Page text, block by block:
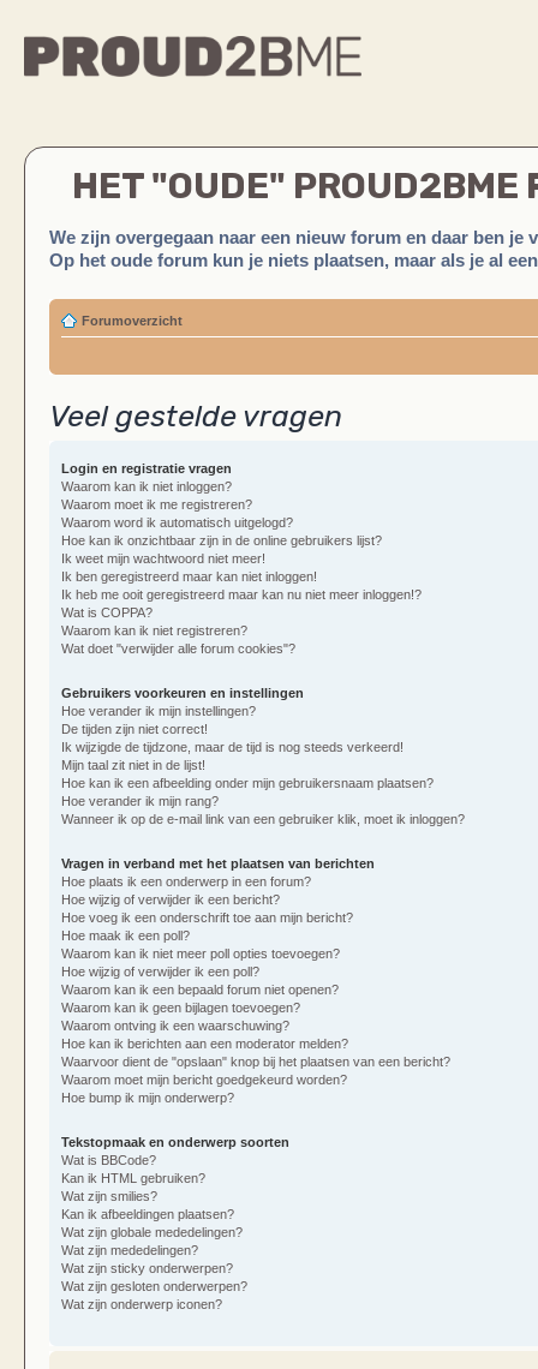
HET "OUDE" PROUD2BME
We zijn overgegaan naar een nieuw forum en daar ben je
Op het oude forum kun je niets plaatsen, maar als je al
Forumoverzicht
Veel gestelde vragen
Login en registratie vragen
Waarom kan ik niet inloggen?
Waarom moet ik me registreren?
Waarom word ik automatisch uitgelogd?
Hoe kan ik onzichtbaar zijn in de online gebruikers lijst?
Ik weet mijn wachtwoord niet meer!
Ik ben geregistreerd maar kan niet inloggen!
Ik heb me ooit geregistreerd maar kan nu niet meer inloggen!?
Wat is COPPA?
Waarom kan ik niet registreren?
Wat doet "verwijder alle forum cookies"?
Gebruikers voorkeuren en instellingen
Hoe verander ik mijn instellingen?
De tijden zijn niet correct!
Ik wijzigde de tijdzone, maar de tijd is nog steeds verkeerd!
Mijn taal zit niet in de lijst!
Hoe kan ik een afbeelding onder mijn gebruikersnaam plaatsen?
Hoe verander ik mijn rang?
Wanneer ik op de e-mail link van een gebruiker klik, moet ik inloggen?
Vragen in verband met het plaatsen van berichten
Hoe plaats ik een onderwerp in een forum?
Hoe wijzig of verwijder ik een bericht?
Hoe voeg ik een onderschrift toe aan mijn bericht?
Hoe maak ik een poll?
Waarom kan ik niet meer poll opties toevoegen?
Hoe wijzig of verwijder ik een poll?
Waarom kan ik een bepaald forum niet openen?
Waarom kan ik geen bijlagen toevoegen?
Waarom ontving ik een waarschuwing?
Hoe kan ik berichten aan een moderator melden?
Waarvoor dient de "opslaan" knop bij het plaatsen van een bericht?
Waarom moet mijn bericht goedgekeurd worden?
Hoe bump ik mijn onderwerp?
Tekstopmaak en onderwerp soorten
Wat is BBCode?
Kan ik HTML gebruiken?
Wat zijn smilies?
Kan ik afbeeldingen plaatsen?
Wat zijn globale mededelingen?
Wat zijn mededelingen?
Wat zijn sticky onderwerpen?
Wat zijn gesloten onderwerpen?
Wat zijn onderwerp iconen?